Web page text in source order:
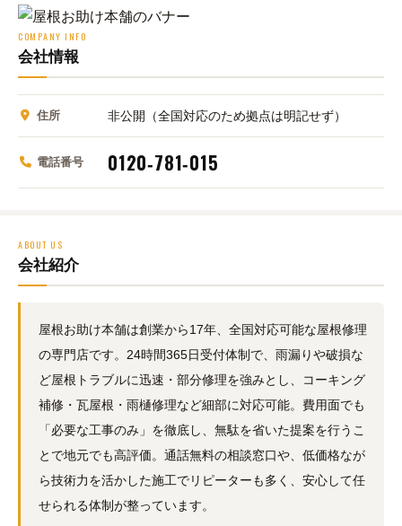
COMPANY INFO
会社情報
住所 非公開（全国対応のため拠点は明記せず）
電話番号 0120‑781‑015
ABOUT US
会社紹介
屋根お助け本舗は創業から17年、全国対応可能な屋根修理
の専門店です。24時間365日受付体制で、雨漏りや破損な
ど屋根トラブルに迅速・部分修理を強みとし、コーキング
補修・瓦屋根・雨樋修理など細部に対応可能。費用面でも
「必要な工事のみ」を徹底し、無駄を省いた提案を行うこ
とで地元でも高評価。通話無料の相談窓口や、低価格なが
ら技術力を活かした施工でリピーターも多く、安心して任
せられる体制が整っています。